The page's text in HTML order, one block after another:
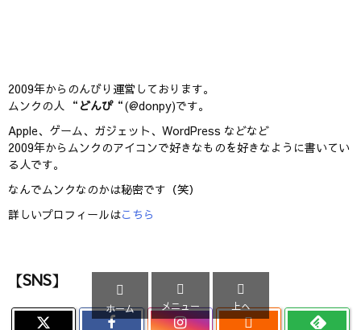
2009年からのんびり運営しております。
ムンクの人 “ どんぴ“(@donpy)です。
Apple、ゲーム、ガジェット、WordPress などなど
2009年からムンクのアイコンで好きなものを好きなように書いてい
る人です。
なんでムンクなのかは秘密です（笑）
詳しいプロフィールはこちら
【SNS】


ホーム

メニュー

上へ